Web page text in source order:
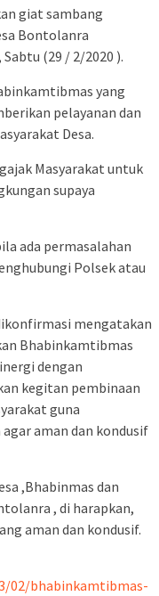
giat sambang
Bontolanra
(29 / 2/2020 ).
yang
pelayanan dan
Desa.
Masyarakat untuk
supaya
ada permasalahan
Polsek atau
mengatakan
Bhabinkamtibmas
dengan
kegitan pembinaan
guna
aman dan kondusif
,Bhabinmas dan
, di harapkan,
aman dan kondusif.
02/bhabinkamtibmas-